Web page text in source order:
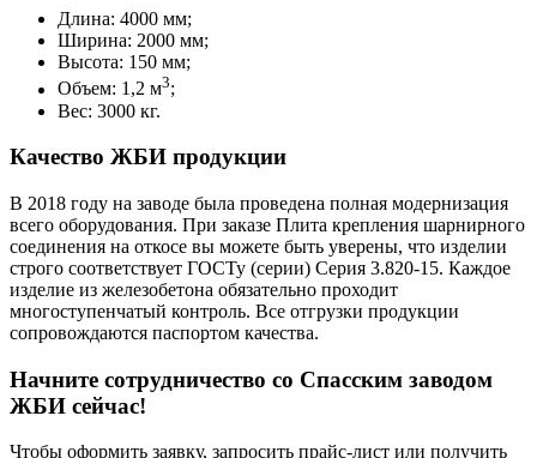
Длина: 4000 мм;
Ширина: 2000 мм;
Высота: 150 мм;
Объем: 1,2 м3;
Вес: 3000 кг.
Качество ЖБИ продукции
В 2018 году на заводе была проведена полная модернизация
всего оборудования. При заказе Плита крепления шарнирного
соединения на откосе вы можете быть уверены, что изделии
строго соответствует ГОСТу (серии) Серия 3.820-15. Каждое
изделие из железобетона обязательно проходит
многоступенчатый контроль. Все отгрузки продукции
сопровождаются паспортом качества.
Начните сотрудничество со Cпасским заводом
ЖБИ сейчас!
Чтобы оформить заявку, запросить прайс-лист или получить